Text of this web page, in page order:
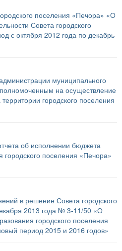
поселения «Печора» «О
Совета городского
с октября 2012 года по декабрь
муниципального
на осуществление
городского поселения
об исполнении бюджета
городского поселения «Печора»
в решение Совета городского
2013 года № 3-11/50 «О
городского поселения
период 2015 и 2016 годов»